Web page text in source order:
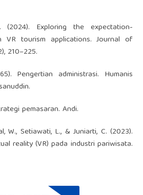
Exploring the expectation-
VR tourism applications. Journal of
210–225.
Pengertian administrasi. Humanis
pemasaran. Andi.
W., Setiawati, L., & Juniarti, C. (2023).
reality (VR) pada industri pariwisata.